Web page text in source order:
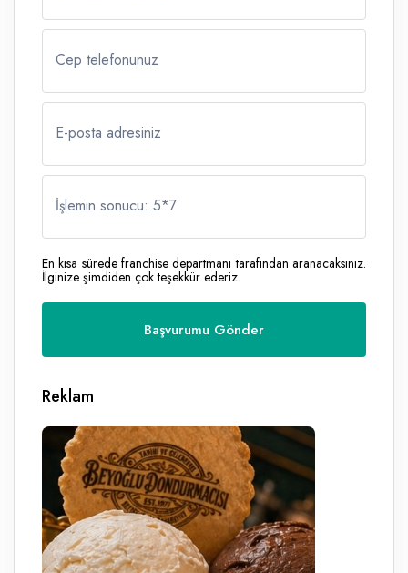
Cep telefonunuz
E-posta adresiniz
İşlemin sonucu: 5*7
En kısa sürede franchise departmanı tarafından aranacaksınız.
İlginize şimdiden çok teşekkür ederiz.
Reklam